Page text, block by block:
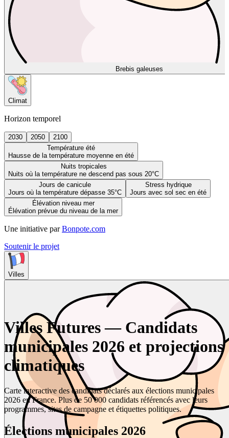
Brebis galeuses
Climat
Horizon temporel
2030 2050
2100
Température été
Hausse de la température moyenne en été
Nuits tropicales
Nuits où la température ne descend pas sous 20°C
Jours de canicule
Jours où la température dépasse 35°C
Stress hydrique
Jours avec sol sec en été
Élévation niveau mer
Élévation prévue du niveau de la mer
Une initiative par Bonpote.com
Soutenir le projet
Villes
Villes Futures — Candidats
municipales 2026 et projections
climatiques
Carte interactive des candidats déclarés aux élections municipales
2026 en France. Plus de 50 000 candidats référencés avec leurs
programmes, sites de campagne et étiquettes politiques.
Élections municipales 2026